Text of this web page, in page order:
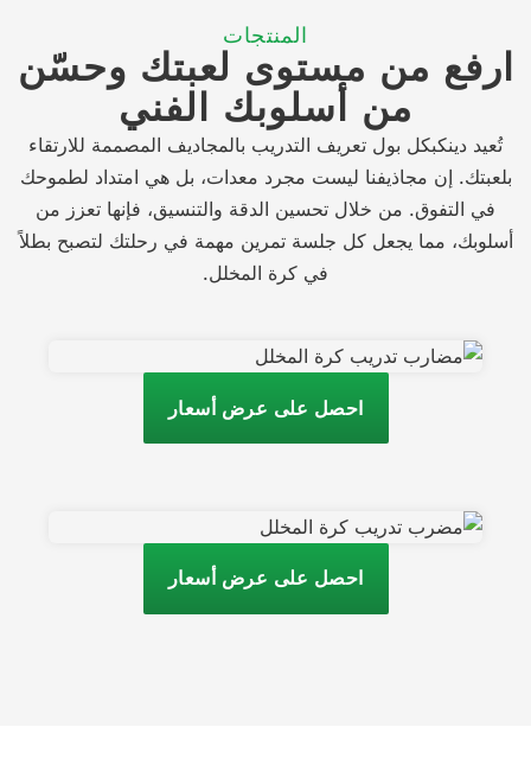
المنتجات
ارفع من مستوى لعبتك وحسّن
من أسلوبك الفني
تُعيد دينكبكل بول تعريف التدريب بالمجاديف المصممة للارتقاء
بلعبتك. إن مجاذيفنا ليست مجرد معدات، بل هي امتداد لطموحك
في التفوق. من خلال تحسين الدقة والتنسيق، فإنها تعزز من
أسلوبك، مما يجعل كل جلسة تمرين مهمة في رحلتك لتصبح بطلاً
في كرة المخلل.
احصل على عرض أسعار
احصل على عرض أسعار